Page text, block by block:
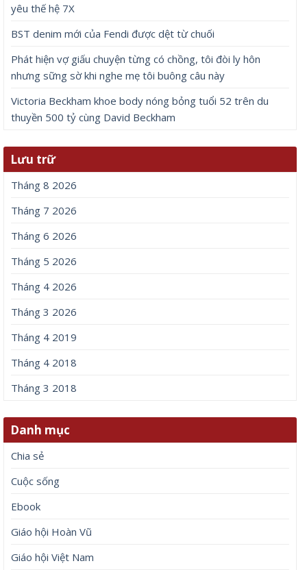
yêu thế hệ 7X
BST denim mới của Fendi được dệt từ chuối
Phát hiện vợ giấu chuyện từng có chồng, tôi đòi ly hôn
nhưng sững sờ khi nghe mẹ tôi buông câu này
Victoria Beckham khoe body nóng bỏng tuổi 52 trên du
thuyền 500 tỷ cùng David Beckham
Lưu trữ
Tháng 8 2026
Tháng 7 2026
Tháng 6 2026
Tháng 5 2026
Tháng 4 2026
Tháng 3 2026
Tháng 4 2019
Tháng 4 2018
Tháng 3 2018
Danh mục
Chia sẻ
Cuộc sống
Ebook
Giáo hội Hoàn Vũ
Giáo hội Việt Nam